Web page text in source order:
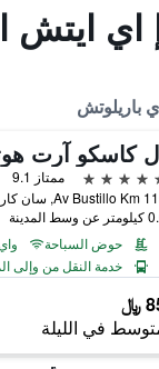
اي ايتش
باريلوتش
كاسكو آرت
ممتاز 9.1
وسط المدينة
حوض السباحة
خدمة النقل من وإلى
﷼
في الليلة